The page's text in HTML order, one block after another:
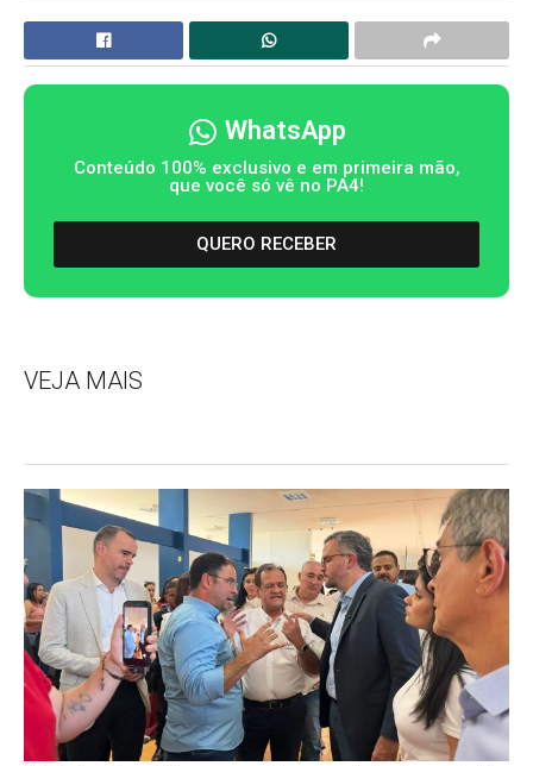
WhatsApp
Conteúdo 100% exclusivo e em primeira mão,
que você só vê no PA4!
QUERO RECEBER
VEJA MAIS